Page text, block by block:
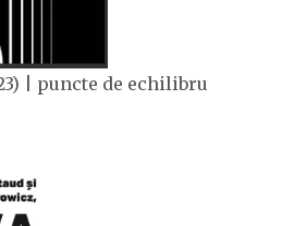
| puncte de echilibru